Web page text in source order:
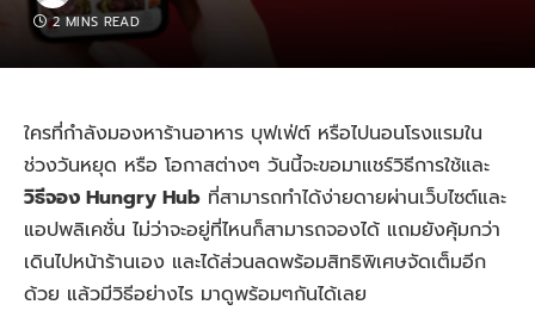
2 MINS READ
ใครที่กำลังมองหาร้านอาหาร บุฟเฟ่ต์ หรือไปนอนโรงแรมใน
ช่วงวันหยุด หรือ โอกาสต่างๆ วันนี้จะขอมาแชร์วิธีการใช้และ
วิธีจอง Hungry Hub ที่สามารถทำได้ง่ายดายผ่านเว็บไซต์และ
แอปพลิเคชั่น ไม่ว่าจะอยู่ที่ไหนก็สามารถจองได้ แถมยังคุ้มกว่า
เดินไปหน้าร้านเอง และได้ส่วนลดพร้อมสิทธิพิเศษจัดเต็มอีก
ด้วย แล้วมีวิธีอย่างไร มาดูพร้อมๆกันได้เลย